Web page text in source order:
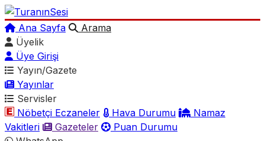
Ana Sayfa
Arama
Üyelik
Üye Girişi
Yayın/Gazete
Yayınlar
Servisler
Nöbetçi Eczaneler
Hava Durumu
Namaz
Vakitleri
Gazeteler
Puan Durumu